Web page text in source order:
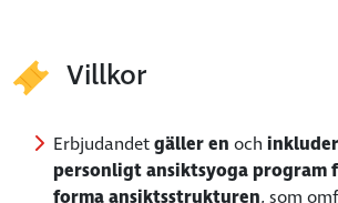
Villkor
Erbjudandetgäller en och
personligt ansiktsyoga program
forma ansiktsstrukturen, som